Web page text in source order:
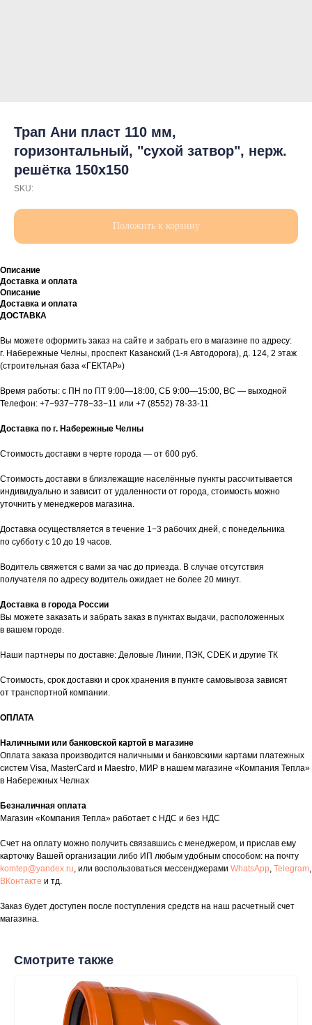
Трап Ани пласт 110 мм,
горизонтальный, "сухой затвор", нерж.
решётка 150х150
SKU:
Положить к корзину
Описание
Доставка и оплата
Описание
Доставка и оплата
ДОСТАВКА
Вы можете оформить заказ на сайте и забрать его в магазине по адресу:
г. Набережные Челны, проспект Казанский (1-я Автодорога), д. 124, 2 этаж
(строительная база «ГЕКТАР»)
Время работы: с ПН по ПТ 9:00—18:00, СБ 9:00—15:00, ВС — выходной
Телефон: +7−937−778−33−11 или +7 (8552) 78-33-11
Доставка по г. Набережные Челны
Стоимость доставки в черте города — от 600 руб.
Стоимость доставки в близлежащие населённые пункты рассчитывается
индивидуально и зависит от удаленности от города, стоимость можно
уточнить у менеджеров магазина.
Доставка осуществляется в течение 1−3 рабочих дней, с понедельника
по субботу с 10 до 19 часов.
Водитель свяжется с вами за час до приезда. В случае отсутствия
получателя по адресу водитель ожидает не более 20 минут.
Доставка в города России
Вы можете заказать и забрать заказ в пунктах выдачи, расположенных
в вашем городе.
Наши партнеры по доставке: Деловые Линии, ПЭК, CDEK и другие ТК
Стоимость, срок доставки и срок хранения в пункте самовывоза зависят
от транспортной компании.
ОПЛАТА
Наличными или банковской картой в магазине
Оплата заказа производится наличными и банковскими картами платежных
систем Visa, MasterCard и Maestro, МИР в нашем магазине «Компания Тепла»
в Набережных Челнах
Безналичная оплата
Магазин «Компания Тепла» работает с НДС и без НДС
Счет на оплату можно получить связавшись с менеджером, и прислав ему
карточку Вашей организации либо ИП любым удобным способом: на почту
komtep@yandex.ru, или воспользоваться мессенджерами WhatsApp, Telegram,
ВКонтакте и тд.
Заказ будет доступен после поступления средств на наш расчетный счет
магазина.
Смотрите также
Контакты
Заказать звонок
Каталог